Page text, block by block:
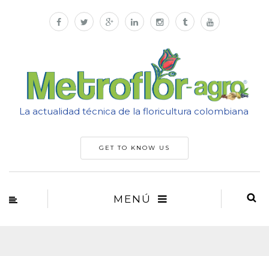
La actualidad técnica de la floricultura colombiana
GET TO KNOW US
MENÚ